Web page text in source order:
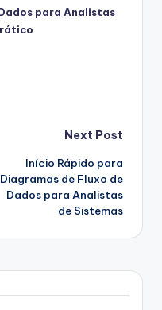
para Analistas
Next Post
Início Rápido para
Diagramas de Fluxo de
Dados para Analistas
de Sistemas